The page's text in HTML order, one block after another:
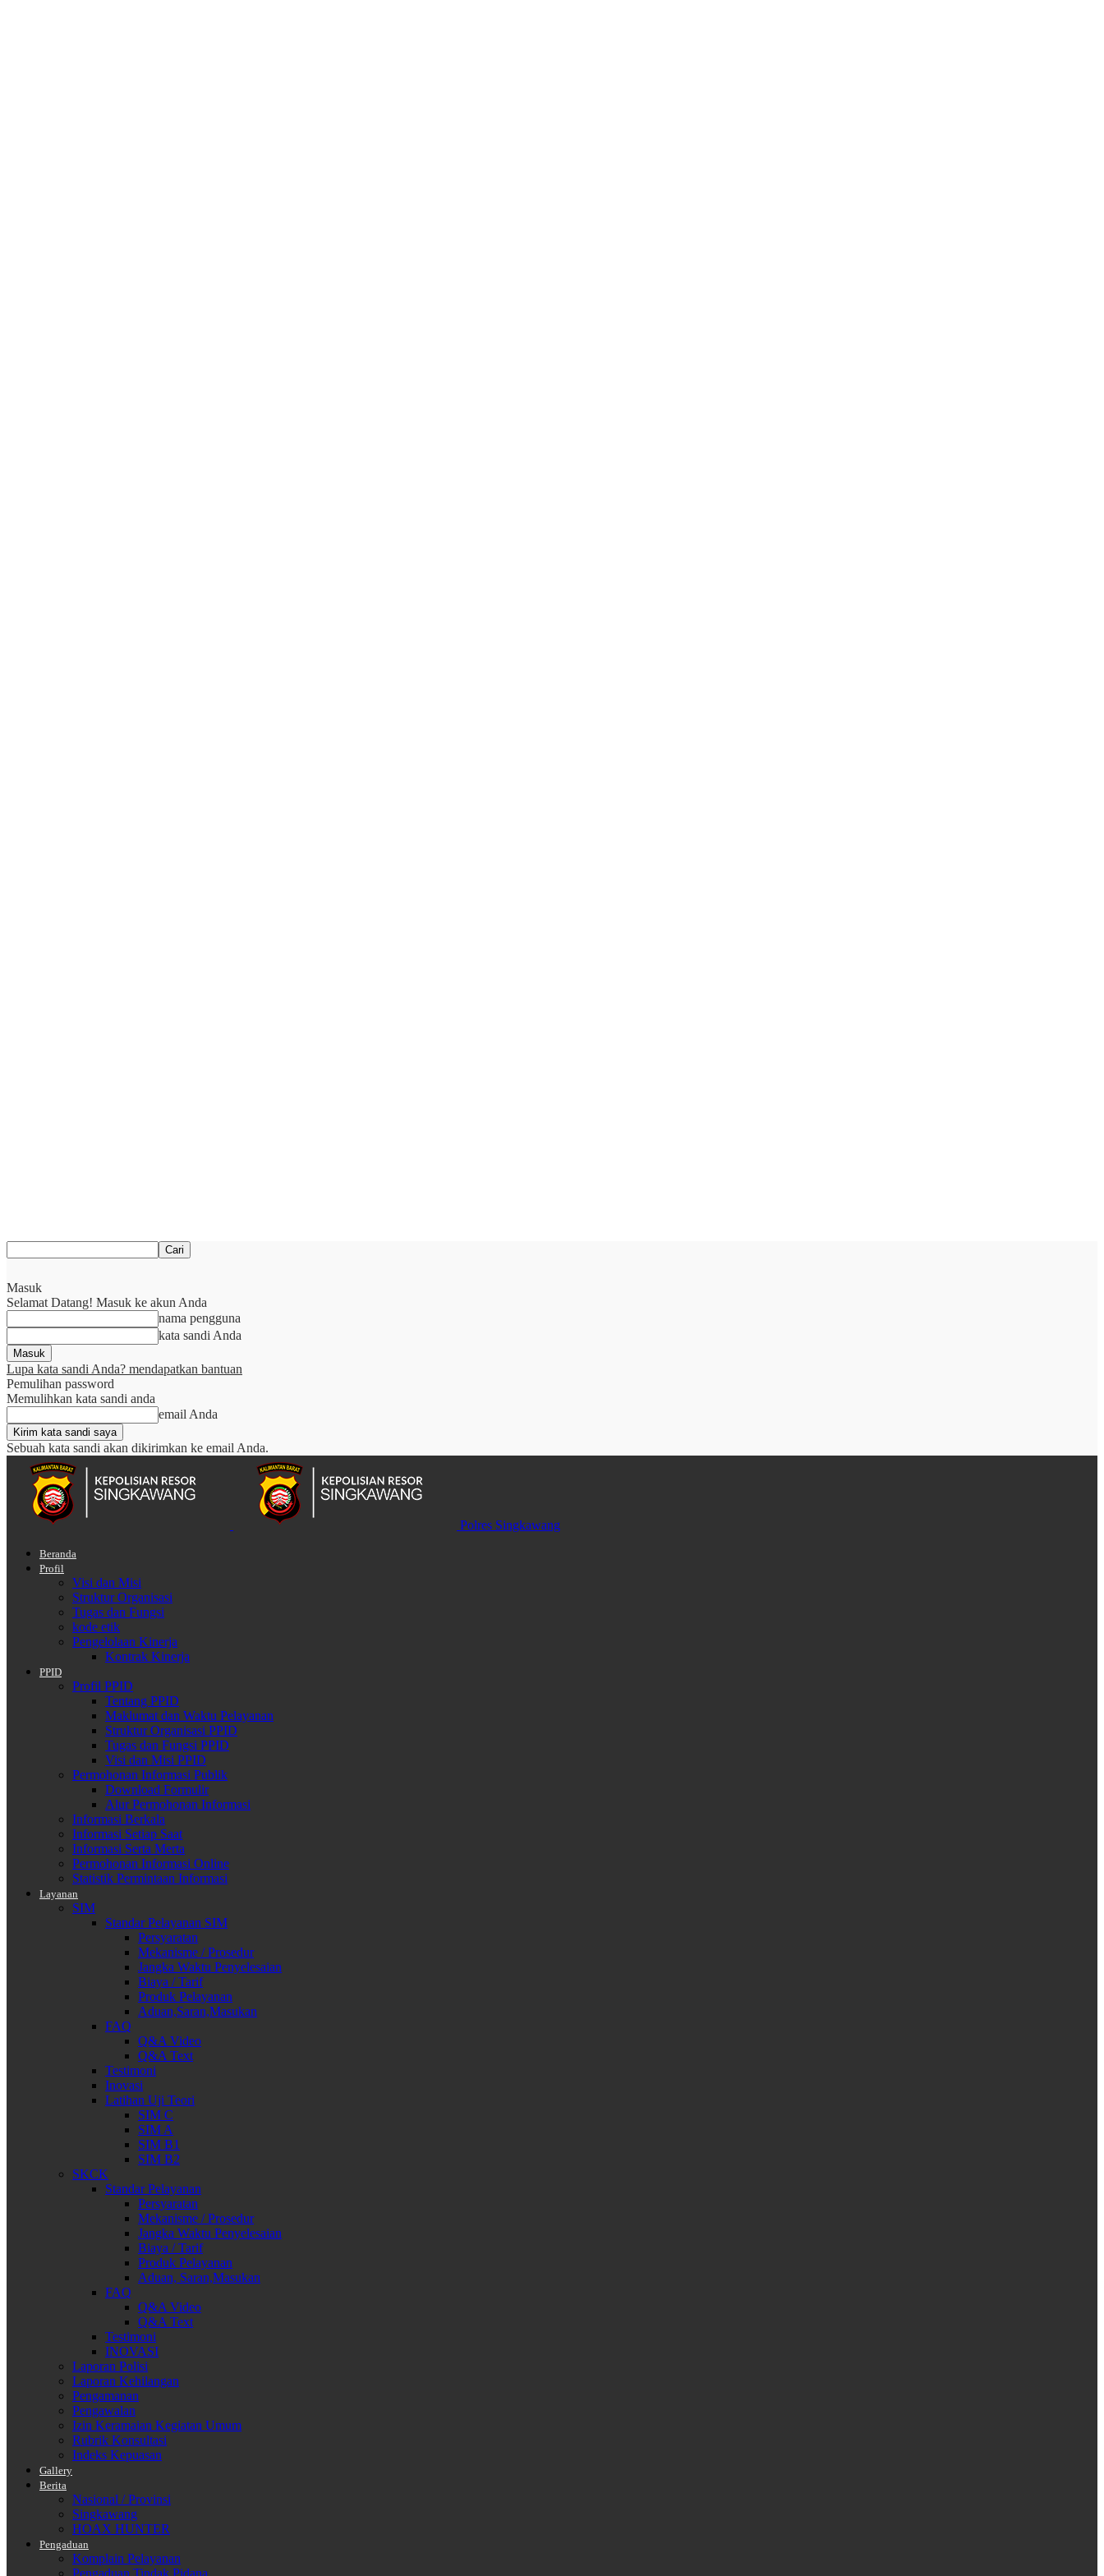
Masuk
Selamat Datang! Masuk ke akun Anda
nama pengguna
kata sandi Anda
Lupa kata sandi Anda? mendapatkan bantuan
Pemulihan password
Memulihkan kata sandi anda
email Anda
Sebuah kata sandi akan dikirimkan ke email Anda.
Polres Singkawang
Beranda
Profil
Visi dan Misi
Struktur Organisasi
Tugas dan Fungsi
kode etik
Pengelolaan Kinerja
Kontrak Kinerja
PPID
Profil PPID
Tentang PPID
Maklumat dan Waktu Pelayanan
Struktur Organisasi PPID
Tugas dan Fungsi PPID
Visi dan Misi PPID
Permohonan Informasi Publik
Download Formulir
Alur Permohonan Informasi
Informasi Berkala
Informasi Setiap Saat
Informasi Serta Merta
Permohonan Informasi Online
Statistik Permintaan Informasi
Layanan
SIM
Standar Pelayanan SIM
Persyaratan
Mekanisme / Prosedur
Jangka Waktu Penyelesaian
Biaya / Tarif
Produk Pelayanan
Aduan,Saran,Masukan
FAQ
Q&A Video
Q&A Text
Testimoni
Inovasi
Latihan Uji Teori
SIM C
SIM A
SIM B1
SIM B2
SKCK
Standar Pelayanan
Persyaratan
Mekanisme / Prosedur
Jangka Waktu Penyelesaian
Biaya / Tarif
Produk Pelayanan
Aduan, Saran,Masukan
FAQ
Q&A Video
Q&A Text
Testimoni
INOVASI
Laporan Polisi
Laporan Kehilangan
Pengamanan
Pengawalan
Izin Keramaian Kegiatan Umum
Rubrik Konsultasi
Indeks Kepuasan
Gallery
Berita
Nasional / Provinsi
Singkawang
HOAX HUNTER
Pengaduan
Komplain Pelayanan
Pengaduan Tindak Pidana